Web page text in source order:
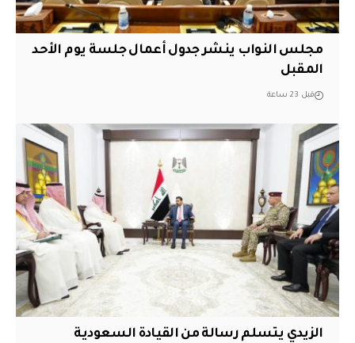
مجلس النواب ينشر جدول أعمال جلسة يوم الأحد
المقبل
قبل 23 ساعة
الزيدي يتسلم رسالة من القيادة السعودية